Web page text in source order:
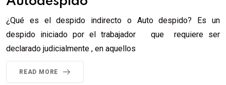
¿Qué es el despido indirecto o Auto despido? Es un
despido iniciado por el trabajador que requiere ser
declarado judicialmente , en aquellos
READ MORE